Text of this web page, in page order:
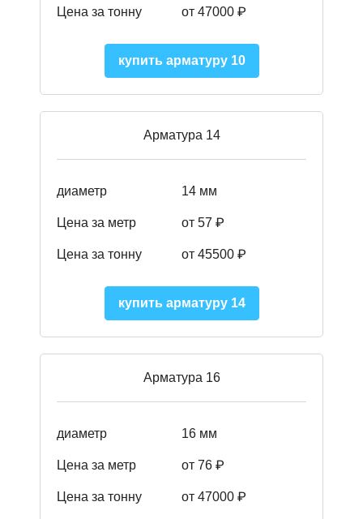
Цена за тонну от 47000 ₽
купить арматуру 10
Арматура 14
диаметр 14 мм
Цена за метр от 57 ₽
Цена за тонну от 45500 ₽
купить арматуру 14
Арматура 16
диаметр 16 мм
Цена за метр от 76 ₽
Цена за тонну от 47000 ₽